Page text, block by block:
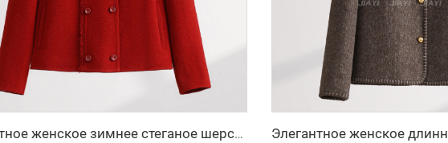
Элегантное женское зимнее стеганое шерстяное пальто с двойным рядом пуговиц и декором логотипа с мехом, новая коллекция, основной цвет